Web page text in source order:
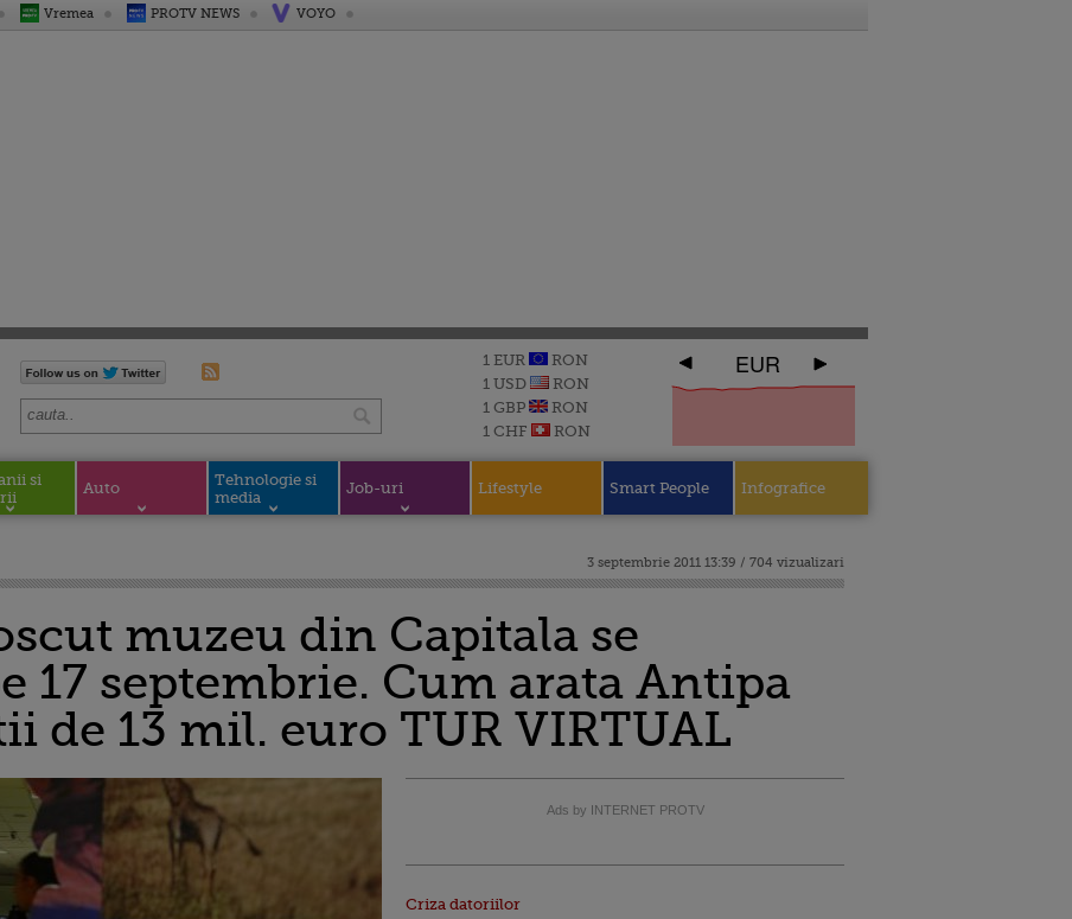
Vremea PROTV NEWS VOYO
1 EUR
RON
1 USD
RON
1 GBP
RON
1 CHF
RON
EUR
si
Auto
Tehnologie si
media
Job-uri Lifestyle Smart People Infografice
3 septembrie 2011 13:39 / 704 vizualizari
muzeu din Capitala se
17 septembrie. Cum arata Antipa
de 13 mil. euro TUR VIRTUAL
Ads by INTERNET PROTV
Criza datoriilor